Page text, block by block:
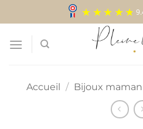
au
contenu
Accueil / Bijoux maman